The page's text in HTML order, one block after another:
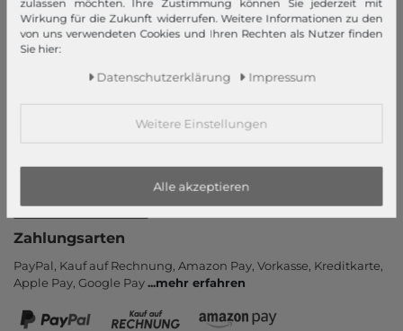
Informationen
Kontakt
Rücksendung
Rückrufservice
Newsletter
Vertrag widerrufen
Zahlungsarten
PayPal, Kauf auf Rechnung, Amazon Pay, Vor­kasse, Kredit­karte,
Apple Pay, Google Pay...mehr erfahren
zulassen möchten. Ihre Zustimmung können Sie jederzeit mit
Wirkung für die Zukunft widerrufen. Weitere Informationen zu den
von uns verwendeten Cookies und Ihren Rechten als Nutzer finden
Sie hier:
Daten­schutz­erklärung Impressum
Weitere Einstellungen
Alle akzeptieren